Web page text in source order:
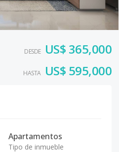
DESDE US$ 365,000
HASTA US$ 595,000
Apartamentos
Tipo de inmueble